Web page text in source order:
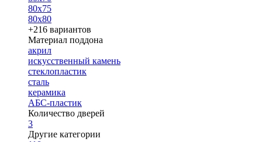
80х75
80х80
+216 вариантов
Материал поддона
акрил
искусственный камень
стеклопластик
сталь
керамика
АБС-пластик
Количество дверей
3
Другие категории